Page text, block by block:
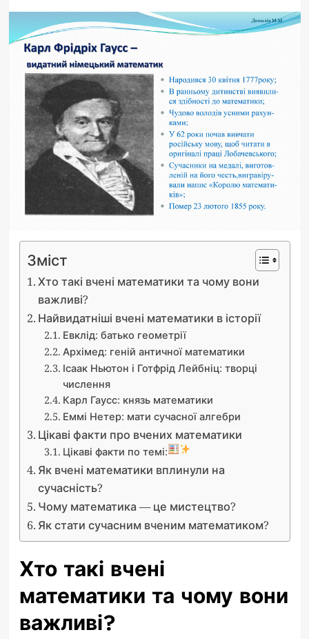
Зміст
Хто такі вчені математики та чому вони
важливі?
Найвидатніші вчені математики в історії
Евклід: батько геометрії
Архімед: геній античної математики
Ісаак Ньютон і Готфрід Лейбніц: творці
числення
Карл Гаусс: князь математики
Еммі Нетер: мати сучасної алгебри
Цікаві факти про вчених математики
Цікаві факти по темі:
Як вчені математики вплинули на
сучасність?
Чому математика — це мистецтво?
Як стати сучасним вченим математиком?
Хто такі вчені
математики та чому вони
важливі?